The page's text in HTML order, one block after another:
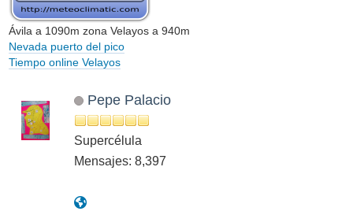
Ávila a 1090m zona Velayos a 940m
Nevada puerto del pico
Tiempo online Velayos
Pepe Palacio
Supercélula
Mensajes: 8,397